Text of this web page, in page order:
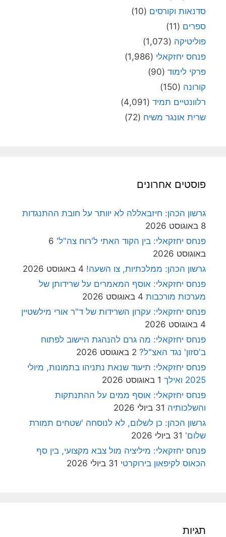
סדנאות וקורסים (10)
ספרים (11)
פוליטיקה (1,073)
פנחס יחזקאלי (1,986)
פרקי לימוד (90)
קורונה (150)
רלוונטיים תמיד (4,091)
שרית אונגר משיח (72)
פוסטים אחרונים
גרשון הכהן: חיזבאללה לא יוותר על חובת ההתנגדות
8 באוגוסט 2026
פנחס יחזקאלי: בין הקוד האתי ל'רוח צה"ל' 6
באוגוסט 2026
גרשון הכהן: ממלכתיות, צו השעה! 4 באוגוסט 2026
פנחס יחזקאלי: אוסף המאמרים על שרידותן של
מערכות מורכבות 4 באוגוסט 2026
פנחס יחזקאלי: עקרון השרידות של ד"ר אורי מילשטיין
4 באוגוסט 2026
פנחס יחזקאלי: מה גרם להנהגת היישוב לפתוח
ב'סזון' נגד האצ"ל? 2 באוגוסט 2026
פנחס יחזקאלי: תיעוד שנאת נתניהו בתמונות, מיולי
2025 ואילך
1 באוגוסט 2026
פנחס יחזקאלי: אוסף ממים על ההתנתקות
והשלכותיה 31 ביולי 2026
גרשון הכהן: כן לשלום, לא לנוסחה 'שטחים תמורת
שלום' 31 ביולי 2026
פנחס יחזקאלי: מיליציה מול צבא מקצועי, בין סף
הכאוס לקיפאון בירוקרטי 31 ביולי 2026
תגיות